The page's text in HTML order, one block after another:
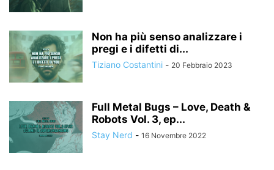
Non ha più senso analizzare i
pregi e i difetti di...
Tiziano Costantini - 20 Febbraio 2023
Full Metal Bugs – Love, Death &
Robots Vol. 3, ep...
Stay Nerd - 16 Novembre 2022